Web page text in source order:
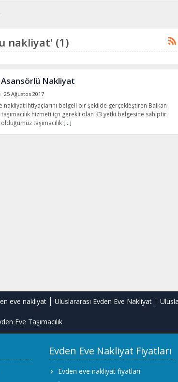
nakliyat' (1)
Nakliyat
25 Ağustos 2017
nakliyat ihtiyaçlarını belgeli bir şekilde gerçekleştiren Balkan
hizmeti içn gerekli olan K3 yetki belgesine sahiptir.
taşımacılık […]
eve nakliyat Uluslararası Evden Eve Nakliyat
Eve Taşımacılık
Evden Eve Nakliyat Fiyatları
Evden eve nakliyat fiyatları